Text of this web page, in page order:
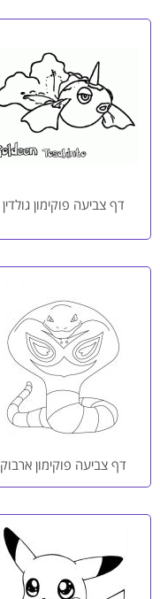
דף צביעה פוקימון גולדין
דף צביעה פוקימון ארבוק